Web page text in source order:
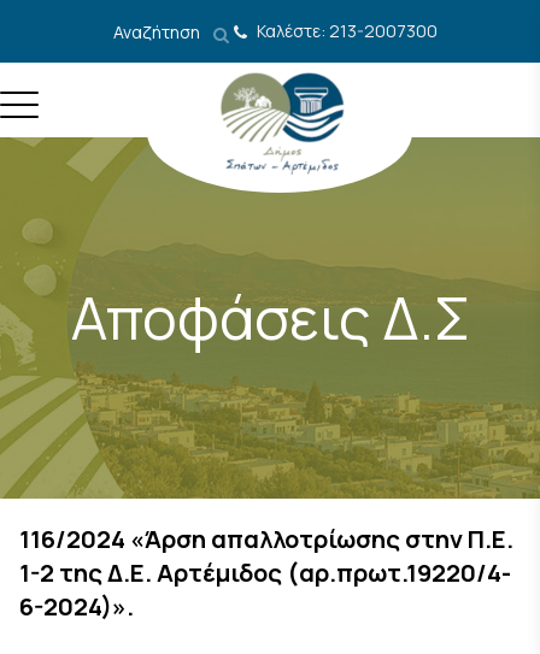
Αναζήτηση Καλέστε: 213-2007300
Αποφάσεις Δ.Σ
116/2024 «Άρση απαλλοτρίωσης στην Π.Ε.
1-2 της Δ.Ε. Αρτέμιδος (αρ.πρωτ.19220/4-
6-2024)».